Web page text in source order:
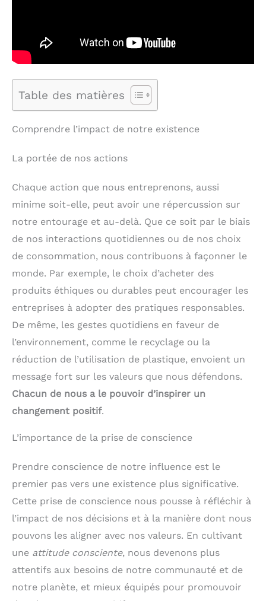
Table des matières
Comprendre l’impact de notre existence
La portée de nos actions
Chaque action que nous entreprenons, aussi
minime soit-elle, peut avoir une répercussion sur
notre entourage et au-delà. Que ce soit par le biais
de nos interactions quotidiennes ou de nos choix
de consommation, nous contribuons à façonner le
monde. Par exemple, le choix d’acheter des
produits éthiques ou durables peut encourager les
entreprises à adopter des pratiques responsables.
De même, les gestes quotidiens en faveur de
l’environnement, comme le recyclage ou la
réduction de l’utilisation de plastique, envoient un
message fort sur les valeurs que nous défendons.
Chacun de nous a le pouvoir d’inspirer un
changement positif.
L’importance de la prise de conscience
Prendre conscience de notre influence est le
premier pas vers une existence plus significative.
Cette prise de conscience nous pousse à réfléchir à
l’impact de nos décisions et à la manière dont nous
pouvons les aligner avec nos valeurs. En cultivant
une attitude consciente, nous devenons plus
attentifs aux besoins de notre communauté et de
notre planète, et mieux équipés pour promouvoir